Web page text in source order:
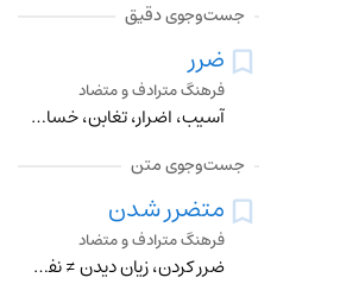
جست‌وجوی دقیق
ضرر
فرهنگ مترادف و متضاد
آسیب، اضرار، تغابن، خسارت، خسران، زیان، زیانمندی، صدمه، غبن، گزند، لطمه ≠ نفع
جست‌وجوی متن
متضرر شدن
فرهنگ مترادف و متضاد
ضرر کردن، زیان دیدن ≠ نفع بردن، سود کردن